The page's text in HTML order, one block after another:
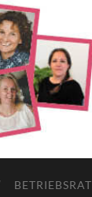
BETRIEBSRAT